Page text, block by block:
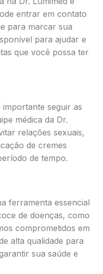
entrar em contato
para marcar sua
para ajudar e
que você possa ter
seguir as
médica da Dr.
relações sexuais,
de cremes
de tempo.
ferramenta essencial
de doenças, como
comprometidos em
alta qualidade para
sua saúde e